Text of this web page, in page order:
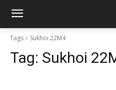
Tags Sukhoi 22M4
Tag: Sukhoi